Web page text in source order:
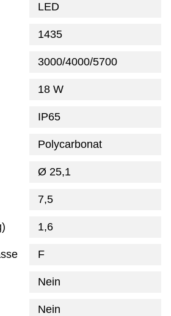
LED
1435
3000/4000/5700
18 W
IP65
Polycarbonat
Ø 25,1
7,5
1,6
F
Nein
Nein